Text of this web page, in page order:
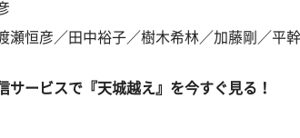
瀬恒彦／田中裕子／樹木希林／加藤剛／平
サービスで『天城越え』を今すぐ見る！